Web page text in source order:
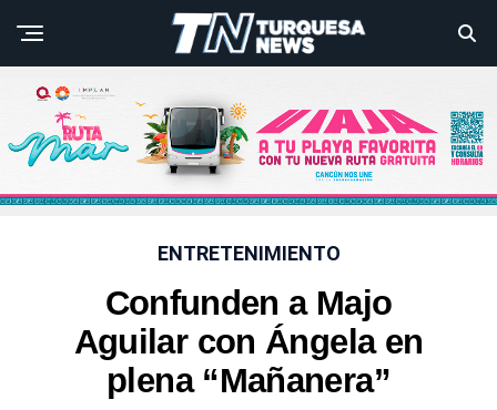
ENTRETENIMIENTO
Confunden a Majo
Aguilar con Ángela en
plena “Mañanera”